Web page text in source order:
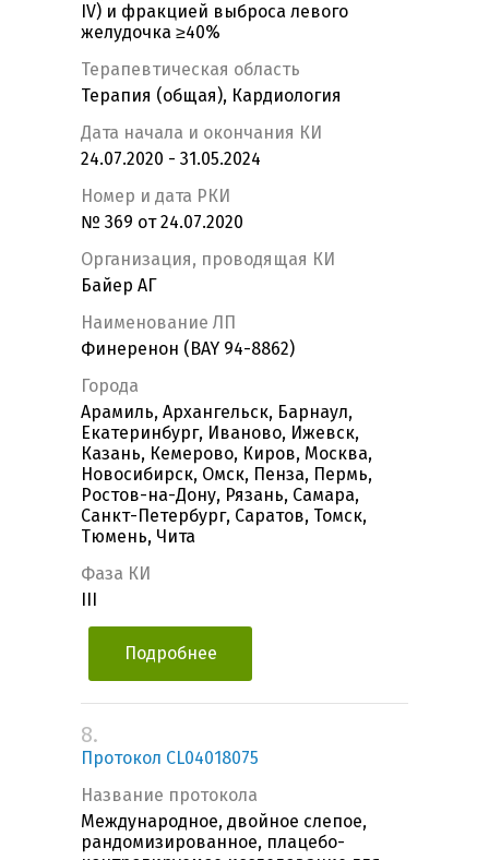
IV) и фракцией выброса левого
желудочка ≥40%
Терапевтическая область
Терапия (общая), Кардиология
Дата начала и окончания КИ
24.07.2020 - 31.05.2024
Номер и дата РКИ
№ 369 от 24.07.2020
Организация, проводящая КИ
Байер АГ
Наименование ЛП
Финеренон (BAY 94-8862)
Города
Арамиль, Архангельск, Барнаул,
Екатеринбург, Иваново, Ижевск,
Казань, Кемерово, Киров, Москва,
Новосибирск, Омск, Пенза, Пермь,
Ростов-на-Дону, Рязань, Самара,
Санкт-Петербург, Саратов, Томск,
Тюмень, Чита
Фаза КИ
Подробнее
8.
Протокол CL04018075
Название протокола
Международное, двойное слепое,
рандомизированное, плацебо-